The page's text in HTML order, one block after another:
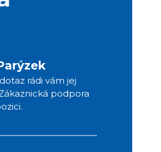
rádi vám jej
podpora